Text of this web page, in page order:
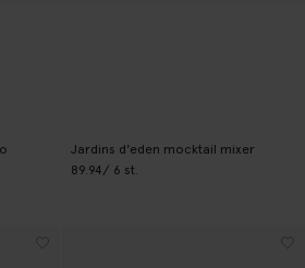
Jardins d'eden mocktail mixer
89.94/ 6 st.